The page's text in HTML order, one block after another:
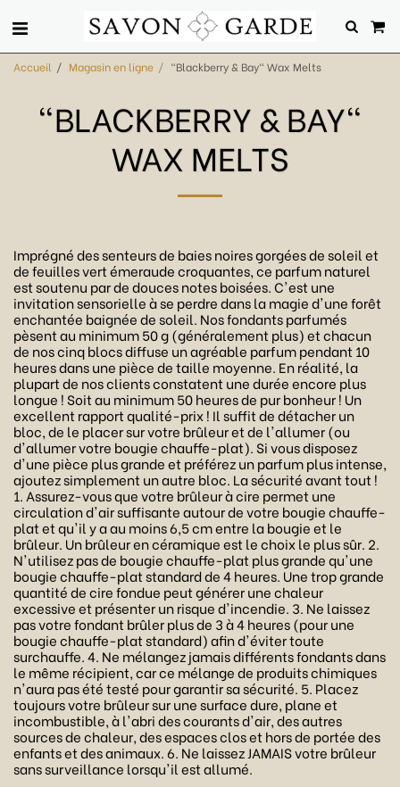
Accueil Magasin en ligne "Blackberry & Bay" Wax Melts
"BLACKBERRY & BAY"
WAX MELTS
Imprégné des senteurs de baies noires gorgées de soleil et
de feuilles vert émeraude croquantes, ce parfum naturel
est soutenu par de douces notes boisées. C'est une
invitation sensorielle à se perdre dans la magie d'une forêt
enchantée baignée de soleil. Nos fondants parfumés
pèsent au minimum 50 g (généralement plus) et chacun
de nos cinq blocs diffuse un agréable parfum pendant 10
heures dans une pièce de taille moyenne. En réalité, la
plupart de nos clients constatent une durée encore plus
longue ! Soit au minimum 50 heures de pur bonheur ! Un
excellent rapport qualité-prix ! Il suffit de détacher un
bloc, de le placer sur votre brûleur et de l'allumer (ou
d'allumer votre bougie chauffe-plat). Si vous disposez
d'une pièce plus grande et préférez un parfum plus intense,
ajoutez simplement un autre bloc. La sécurité avant tout !
1. Assurez-vous que votre brûleur à cire permet une
circulation d'air suffisante autour de votre bougie chauffe-
plat et qu'il y a au moins 6,5 cm entre la bougie et le
brûleur. Un brûleur en céramique est le choix le plus sûr. 2.
N'utilisez pas de bougie chauffe-plat plus grande qu'une
bougie chauffe-plat standard de 4 heures. Une trop grande
quantité de cire fondue peut générer une chaleur
excessive et présenter un risque d'incendie. 3. Ne laissez
pas votre fondant brûler plus de 3 à 4 heures (pour une
bougie chauffe-plat standard) afin d'éviter toute
surchauffe. 4. Ne mélangez jamais différents fondants dans
le même récipient, car ce mélange de produits chimiques
n'aura pas été testé pour garantir sa sécurité. 5. Placez
toujours votre brûleur sur une surface dure, plane et
incombustible, à l'abri des courants d'air, des autres
sources de chaleur, des espaces clos et hors de portée des
enfants et des animaux. 6. Ne laissez JAMAIS votre brûleur
sans surveillance lorsqu'il est allumé.